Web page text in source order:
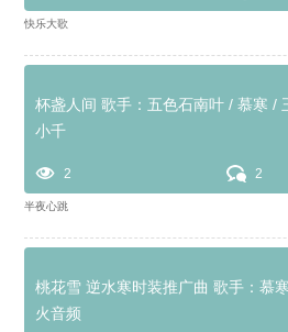
快乐大歌
杯盏人间 歌手：五色石南叶 / 慕寒 /
小千
2 2
半夜心跳
桃花雪 逆水寒时装推广曲 歌手：慕
火音频